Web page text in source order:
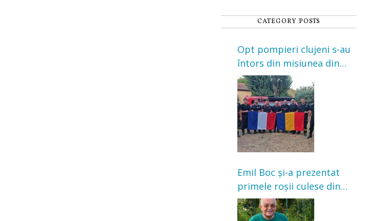
CATEGORY POSTS
Opt pompieri clujeni s-au
întors din misiunea din
Franța. Au intervenit la
incendii de vegetație și
pădure
Emil Boc și-a prezentat
primele roșii culese din
grădină: „Niciun magazin
nu poate oferi această